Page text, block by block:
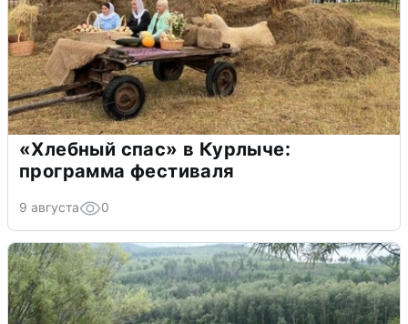
«Хлебный спас» в Курлыче:
программа фестиваля
9 августа 0